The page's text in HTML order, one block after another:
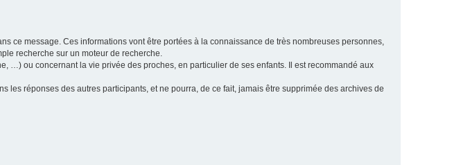
ce message. Ces informations vont être portées à la connaissance de très nombreuses personnes,
recherche sur un moteur de recherche.
…) ou concernant la vie privée des proches, en particulier de ses enfants. Il est recommandé aux
les réponses des autres participants, et ne pourra, de ce fait, jamais être supprimée des archives de